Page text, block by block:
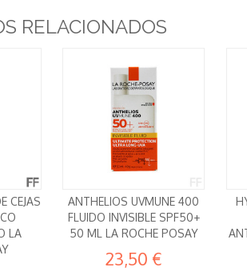
RELACIONADOS
CEJAS
LA
ANTHELIOS UVMUNE 400
FLUIDO INVISIBLE SPF50+
50 ML LA ROCHE POSAY
23,50 €